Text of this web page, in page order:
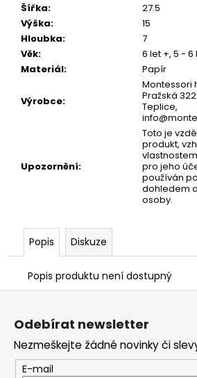
Šířka:
27.5
Výška:
15
Hloubka:
7
Věk:
6 let +, 5 - 6
Materiál: Papír
Výrobce:
Montessori
Pražská
Teplice,
Upozornění:
Toto je
produkt,
pro jeho
používán
dohledem
osoby.
Popis Diskuze
Popis produktu není dostupný
MONTESSORI
DRŽÁK
NA
TŘI
TUŽKY
Z
Odebírat newsletter
Nezmeškejte žádné novinky či
E-mail